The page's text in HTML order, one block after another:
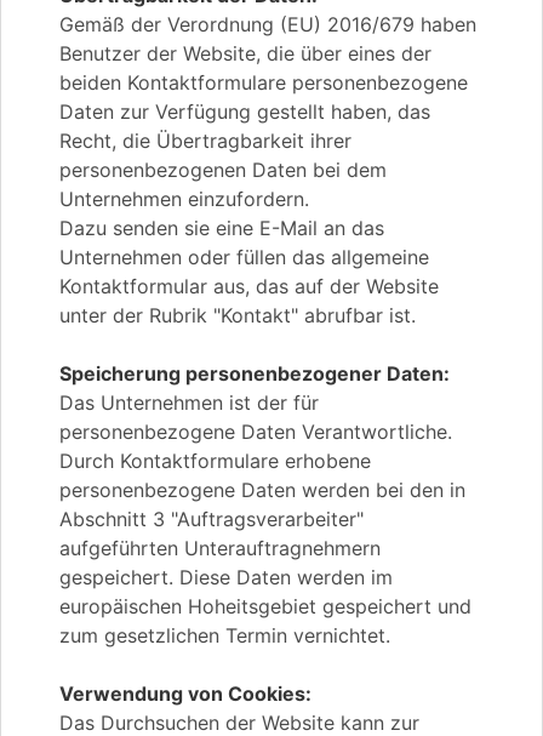
Gemäß der Verordnung (EU) 2016/679 haben
Benutzer der Website, die über eines der
beiden Kontaktformulare personenbezogene
Daten zur Verfügung gestellt haben, das
Recht, die Übertragbarkeit ihrer
personenbezogenen Daten bei dem
Unternehmen einzufordern.
Dazu senden sie eine E-Mail an das
Unternehmen oder füllen das allgemeine
Kontaktformular aus, das auf der Website
unter der Rubrik "Kontakt" abrufbar ist.
Speicherung personenbezogener Daten:
Das Unternehmen ist der für
personenbezogene Daten Verantwortliche.
Durch Kontaktformulare erhobene
personenbezogene Daten werden bei den in
Abschnitt 3 "Auftragsverarbeiter"
aufgeführten Unterauftragnehmern
gespeichert. Diese Daten werden im
europäischen Hoheitsgebiet gespeichert und
zum gesetzlichen Termin vernichtet.
Verwendung von Cookies:
Das Durchsuchen der Website kann zur